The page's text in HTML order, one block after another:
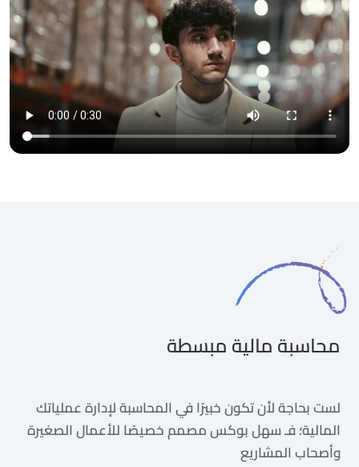
محاسبة مالية مبسطة
لست بحاجة لأن تكون خبيرًا في المحاسبة لإدارة عملياتك
المالية؛ فـ سهل بوكس مصمم خصيصًا للأعمال الصغيرة
وأصحاب المشاريع